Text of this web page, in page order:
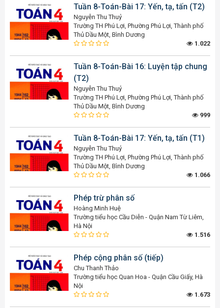
Tuần 8-Toán-Bài 17: Yến, tạ, tấn (T2)
Nguyễn Thu Thuỷ
Trường TH Phú Lợi, Phường Phú Lợi, Thành phố
Thủ Dầu Một, Bình Dương
1.022
Tuần 8-Toán-Bài 16: Luyện tập chung
(T2)
Nguyễn Thu Thuỷ
Trường TH Phú Lợi, Phường Phú Lợi, Thành phố
Thủ Dầu Một, Bình Dương
999
Tuần 8-Toán-Bài 17: Yến, tạ, tấn (T1)
Nguyễn Thu Thuỷ
Trường TH Phú Lợi, Phường Phú Lợi, Thành phố
Thủ Dầu Một, Bình Dương
1.066
Phép trừ phân số
Hoàng Minh Huệ
Trường tiểu học Cầu Diễn - Quận Nam Từ Liêm,
Hà Nội
1.516
Phép cộng phân số (tiếp)
Chu Thanh Thảo
Trường tiểu học Quan Hoa - Quận Cầu Giấy, Hà
Nội
1.673